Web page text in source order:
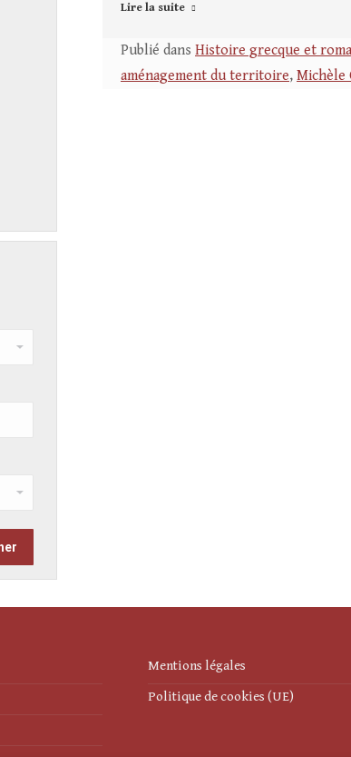
Lire la suite
Publié dans Histoire grecque et
aménagement du territoire, Michèle
Mentions légales
Politique de cookies (UE)